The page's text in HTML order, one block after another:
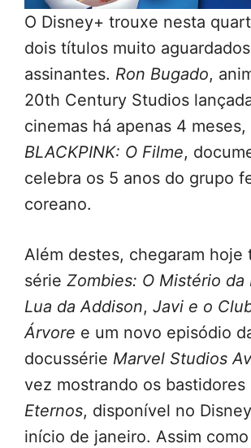
O Disney+ trouxe nesta
dois títulos muito
assinantes. Ron Bugado,
20th Century Studios
cinemas há apenas 4 meses,
BLACKPINK: O Filme,
celebra os 5 anos do grupo
coreano.
Além destes, chegaram hoje
série Zombies: O Mistério da
Lua da Addison, Javi e o
Árvore e um novo episódio
docussérie Marvel Studios
vez mostrando os bastidores
Eternos, disponível no
início de janeiro. Assim